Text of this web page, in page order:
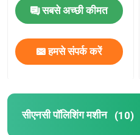
सबसे अच्छी कीमत
हमसे संपर्क करें
सीएनसी पॉलिशिंग मशीन (10)